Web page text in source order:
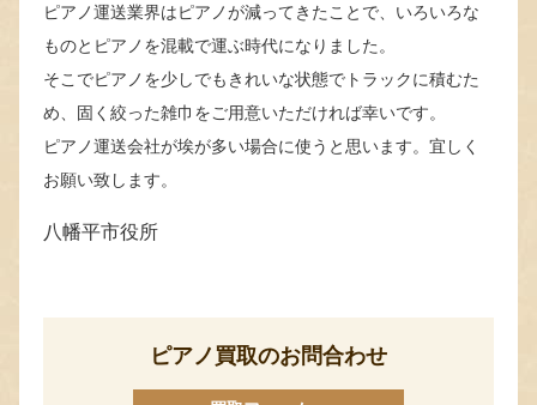
ピアノ運送業界はピアノが減ってきたことで、いろいろな
ものとピアノを混載で運ぶ時代になりました。
そこでピアノを少しでもきれいな状態でトラックに積むた
め、固く絞った雑巾をご用意いただければ幸いです。
ピアノ運送会社が埃が多い場合に使うと思います。宜しく
お願い致します。
八幡平市役所
ピアノ買取のお問合わせ